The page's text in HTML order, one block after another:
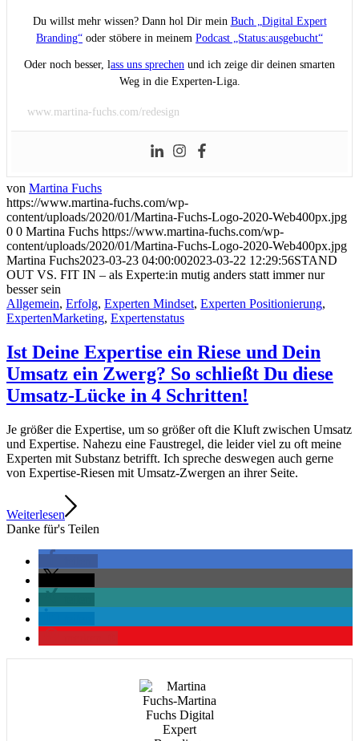
Du willst mehr wissen? Dann hol Dir mein Buch „Digital Expert
Branding“ oder stöbere in meinem Podcast „Status:ausgebucht“
Oder noch besser, lass uns sprechen und ich zeige dir deinen smarten
Weg in die Experten-Liga.
www.martina-fuchs.com/redesign
von Martina Fuchs
https://www.martina-fuchs.com/wp-
content/uploads/2020/01/Martina-Fuchs-Logo-2020-Web400px.jpg
0 0 Martina Fuchs https://www.martina-fuchs.com/wp-
content/uploads/2020/01/Martina-Fuchs-Logo-2020-Web400px.jpg
Martina Fuchs2023-03-23 04:00:002023-03-22 12:29:56STAND
OUT VS. FIT IN – als Experte:in mutig anders statt immer nur
besser sein
Allgemein, Erfolg, Experten Mindset, Experten Positionierung,
ExpertenMarketing, Expertenstatus
Ist Deine Expertise ein Riese und Dein
Umsatz ein Zwerg? So schließt Du diese
Umsatz-Lücke in 4 Schritten!
Je größer die Expertise, um so größer oft die Kluft zwischen Umsatz
und Expertise. Nahezu eine Faustregel, die leider viel zu oft meine
Experten mit Substanz betrifft. Ich spreche deswegen auch gerne
von Expertise-Riesen mit Umsatz-Zwergen an ihrer Seite.
Weiterlesen
Danke für's Teilen